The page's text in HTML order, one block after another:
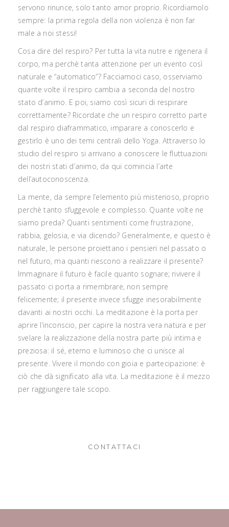
servono rinunce, solo tanto amor proprio. Ricordiamolo
sempre: la prima regola della non violenza è non far
male a noi stessi!
Cosa dire del respiro? Per tutta la vita nutre e rigenera il
corpo, ma perchè tanta attenzione per un evento così
naturale e “automatico”? Facciamoci caso, osserviamo
quante volte il respiro cambia a seconda del nostro
stato d’animo. E poi, siamo così sicuri di respirare
correttamente? Ricordate che un respiro corretto parte
dal respiro diaframmatico, imparare a conoscerlo e
gestirlo è uno dei temi centrali dello Yoga. Attraverso lo
studio del respiro si arrivano a conoscere le fluttuazioni
dei nostri stati d’animo, da qui comincia l’arte
dell’autoconoscenza.
La mente, da sempre l’elemento più misterioso, proprio
perchè tanto sfuggevole e complesso. Quante volte ne
siamo preda? Quanti sentimenti come frustrazione,
rabbia, gelosia, e via dicendo? Generalmente, e questo è
naturale, le persone proiettano i pensieri nel passato o
nel futuro, ma quanti riescono a realizzare il presente?
Immaginare il futuro è facile quanto sognare; rivivere il
passato ci porta a rimembrare, non sempre
felicemente; il presente invece sfugge inesorabilmente
davanti ai nostri occhi. La meditazione è la porta per
aprire l’inconscio, per capire la nostra vera natura e per
svelare la realizzazione della nostra parte più intima e
preziosa: il sé, eterno e luminoso che ci unisce al
presente. Vivere il mondo con gioia e partecipazione: è
ciò che dà significato alla vita. La meditazione è il mezzo
per raggiungere tale scopo.
CONTATTACI